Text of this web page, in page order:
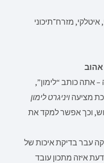
מזרח־תיכוני
אתה כותב “לימון”,
מציעה ויניגרט לימון
וכך אפשר למקד את
עבר בדיקת איכות של
איזה מתכון עובד